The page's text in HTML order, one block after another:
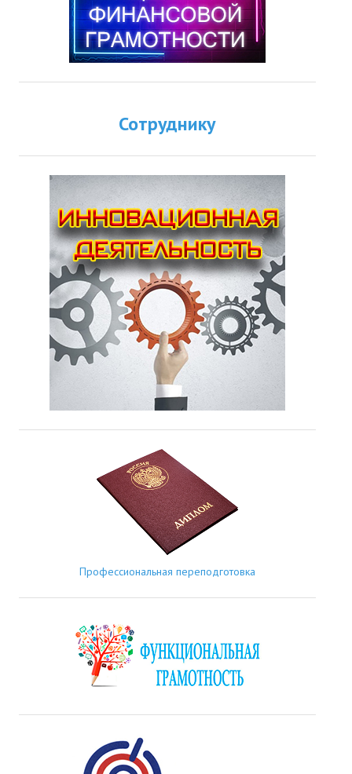
Сотруднику
Профессиональная переподготовка